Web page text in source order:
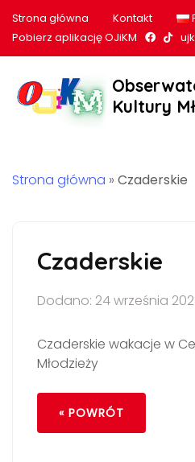
Strona główna Kontakt
Pobierz aplikację OJiKM
Nasz
Kultury
Strona główna » Czaderskie
Czaderskie
Dodano: 24 września
Czaderskie wakacje w
Młodzieży
« POWRÓT